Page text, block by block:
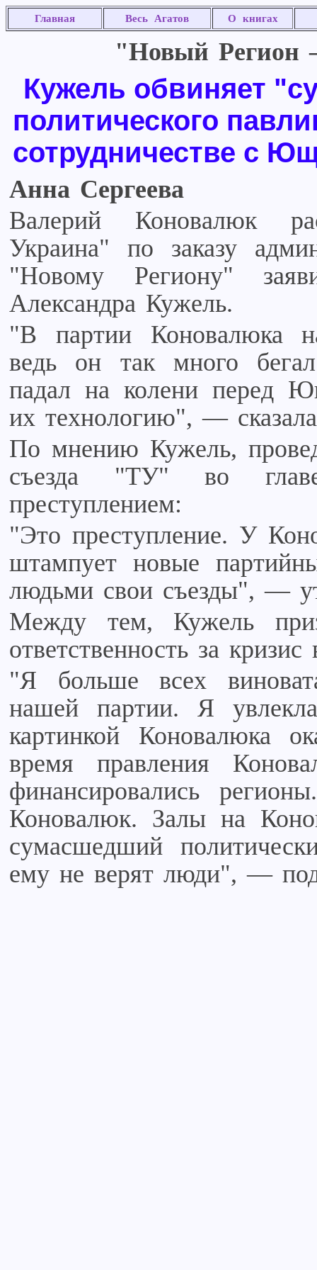
Главная Весь Агатов О книгах
"Новый Регион
Кужель обвиняет
политического
сотрудничестве с
Анна Сергеева
Валерий Коновалюк
Украина" по заказу
"Новому Региону"
Александра Кужель.
"В партии Коновалюка
ведь он так много
падал на колени перед
их технологию", —
По мнению Кужель,
съезда "ТУ" во
преступлением:
"Это преступление. У
штампует новые
людьми свои съезды", —
Между тем, Кужель
ответственность за кризис
"Я больше всех
нашей партии. Я
картинкой Коновалюка
время правления
финансировались
Коновалюк. Залы на
сумасшедший
ему не верят люди", —